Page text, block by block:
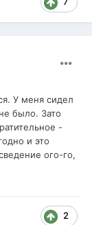
У меня сидел
было. Зато
-
и это
ого-го,
2